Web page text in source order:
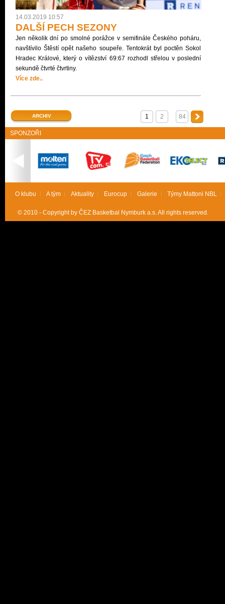
14.03.2019 10:57
DALŠÍ PECH SEZONY
Jen několik dní po smolné porážce v semifinále Českého poháru,
navštívilo Štěstí opět našeho soupeře. Tentokrát byl poctěn Sokol
Hradec Králové, který o vítězství 69:67 rozhodl střelou v poslední
sekundě čtvrté čtvrtiny.
Více zde..
1 2 84
ARCHIV
SPONZOŘI
O klubu A tým Aktuality Eurocup Galerie Týmy Mattoni NBL
© 2010 - Copyright by ČEZ Basketbal Nymburk a.s. All rights reserved.